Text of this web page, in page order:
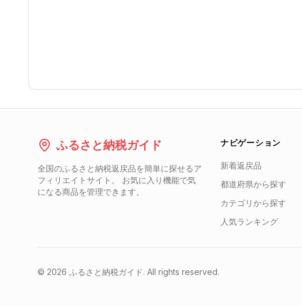
ふるさと納税ガイド
全国のふるさと納税返戻品を簡単に探せるア
フィリエイトサイト。 お気に入り機能で気
になる商品を管理できます。
ナビゲーション
新着返戻品
都道府県から探す
カテゴリから探す
人気ランキング
© 2026 ふるさと納税ガイド. All rights reserved.